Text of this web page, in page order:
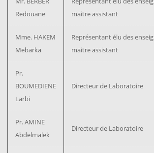
Redouane
maitre assistant
Mme. HAKEM
Mebarka
Représentant élu des
maitre assistant
Pr.
BOUMEDIENE
Larbi
Directeur de Laboratoire
Pr. AMINE
Abdelmalek
Directeur de Laboratoire